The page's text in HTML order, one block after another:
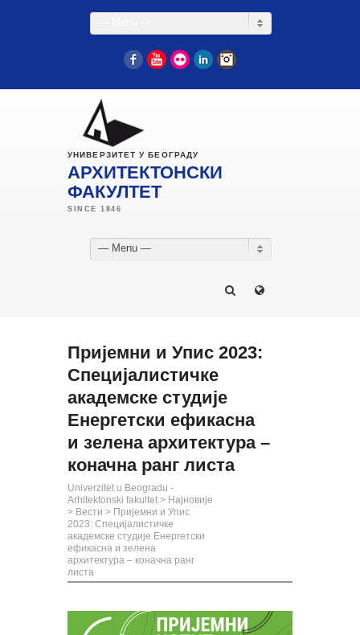
FacebookYouTube
Flickr LinkedIn
УНИВЕРЗИТЕТ У БЕОГРАДУ
АРХИТЕКТОНСКИ
ФАКУЛТЕТ
— Menu —
Пријемни и Упис 2023:
Специјалистичке
академске студије
Енергетски ефикасна
и зелена архитектура –
коначна ранг листа
Univerzitet u Beogradu -
Arhitektonski fakultet > Најновије
> Вести > Пријемни и Упис
2023: Специјалистичке
академске студије Енергетски
ефикасна и зелена
архитектура – коначна ранг
листа